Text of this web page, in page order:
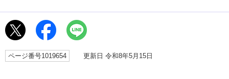
ページ番号1019654 更新日 令和8年5月15日